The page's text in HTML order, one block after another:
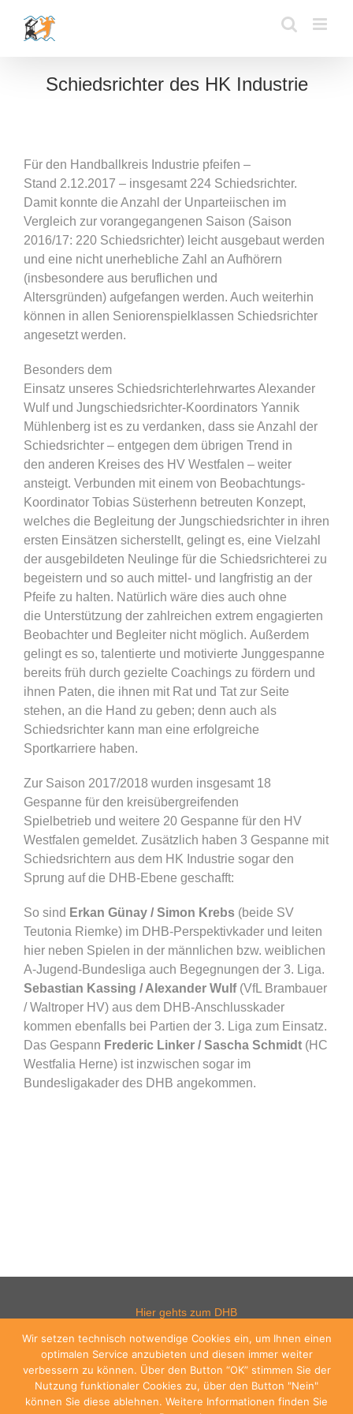
Inhalt
springen
Schiedsrichter des HK Industrie
Für den Handballkreis Industrie pfeifen –
Stand 2.12.2017 – insgesamt 224 Schiedsrichter.
Damit konnte die Anzahl der Unparteiischen im
Vergleich zur vorangegangenen Saison (Saison
2016/17: 220 Schiedsrichter) leicht ausgebaut werden
und eine nicht unerhebliche Zahl an Aufhörern
(insbesondere aus beruflichen und
Altersgründen) aufgefangen werden. Auch weiterhin
können in allen Seniorenspielklassen Schiedsrichter
angesetzt werden.
Besonders dem
Einsatz unseres Schiedsrichterlehrwartes Alexander
Wulf und Jungschiedsrichter-Koordinators Yannik
Mühlenberg ist es zu verdanken, dass sie Anzahl der
Schiedsrichter – entgegen dem übrigen Trend in
den anderen Kreises des HV Westfalen – weiter
ansteigt. Verbunden mit einem von Beobachtungs-
Koordinator Tobias Süsterhenn betreuten Konzept,
welches die Begleitung der Jungschiedsrichter in ihren
ersten Einsätzen sicherstellt, gelingt es, eine Vielzahl
der ausgebildeten Neulinge für die Schiedsrichterei zu
begeistern und so auch mittel- und langfristig an der
Pfeife zu halten. Natürlich wäre dies auch ohne
die Unterstützung der zahlreichen extrem engagierten
Beobachter und Begleiter nicht möglich. Außerdem
gelingt es so, talentierte und motivierte Junggespanne
bereits früh durch gezielte Coachings zu fördern und
ihnen Paten, die ihnen mit Rat und Tat zur Seite
stehen, an die Hand zu geben; denn auch als
Schiedsrichter kann man eine erfolgreiche
Sportkarriere haben.
Zur Saison 2017/2018 wurden insgesamt 18
Gespanne für den kreisübergreifenden
Spielbetrieb und weitere 20 Gespanne für den HV
Westfalen gemeldet. Zusätzlich haben 3 Gespanne mit
Schiedsrichtern aus dem HK Industrie sogar den
Sprung auf die DHB-Ebene geschafft:
So sind Erkan Günay / Simon Krebs (beide SV
Teutonia Riemke) im DHB-Perspektivkader und leiten
hier neben Spielen in der männlichen bzw. weiblichen
A-Jugend-Bundesliga auch Begegnungen der 3. Liga.
Sebastian Kassing / Alexander Wulf(VfL Brambauer
/ Waltroper HV) aus dem DHB-Anschlusskader
kommen ebenfalls bei Partien der 3. Liga zum Einsatz.
Das Gespann Frederic Linker / Sascha Schmidt (HC
Westfalia Herne) ist inzwischen sogar im
Bundesligakader des DHB angekommen.
Hier gehts zum DHB
Wir setzen technisch notwendige Cookies ein, um Ihnen einen
optimalen Service anzubieten und diesen immer weiter
verbessern zu können. Über den Button “OK” stimmen Sie der
Nutzung funktionaler Cookies zu, über den Button "Nein"
können Sie diese ablehnen. Weitere Informationen finden Sie